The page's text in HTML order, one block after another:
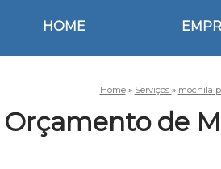
HOME
Home » Serviços » mochila
Orçamento de